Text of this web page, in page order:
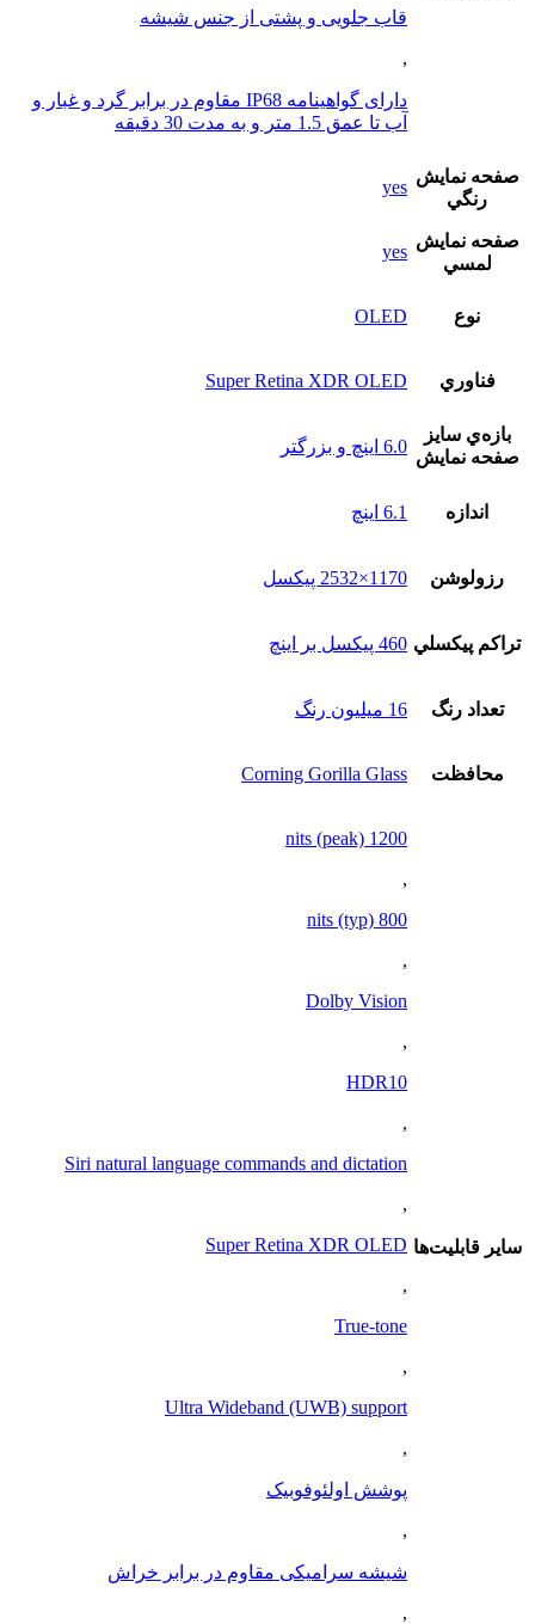
قاب جلویی و پشتی از جنس شیشه
,
دارای گواهینامه IP68 مقاوم در برابر گرد و غبار و
آب تا عمق 1.5 متر و به مدت 30 دقیقه
صفحه نمايش
رنگي
yes
صفحه نمايش
لمسي
yes
نوع OLED
فناوري Super Retina XDR OLED
بازه‌ي سايز
صفحه نمايش
6.0 اینچ و بزرگتر
اندازه 6.1 اینچ
رزولوشن 1170×2532 پیکسل
تراکم پيکسلي 460 پیکسل بر اینچ
تعداد رنگ 16 ميليون رنگ
محافظت Corning Gorilla Glass
ساير قابليت‌ها
1200 nits (peak)
,
800 nits (typ)
,
Dolby Vision
,
HDR10
,
Siri natural language commands and dictation
,
Super Retina XDR OLED
,
True-tone
,
Ultra Wideband (UWB) support
,
پوشش اولئوفوبیک
,
شیشه سرامیکی مقاوم در برابر خراش
,